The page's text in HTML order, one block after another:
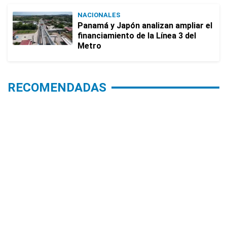
NACIONALES
Panamá y Japón analizan ampliar el
financiamiento de la Línea 3 del
Metro
RECOMENDADAS